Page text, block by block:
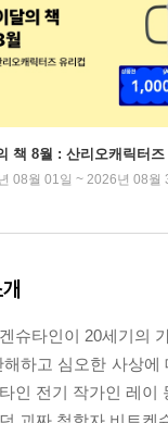
책 8월 : 산리오캐릭터즈
08월 01일 ~ 2026년 08월
슈타인이 20세기의
해하고 심오한 사상
인 전기 작가인 레이